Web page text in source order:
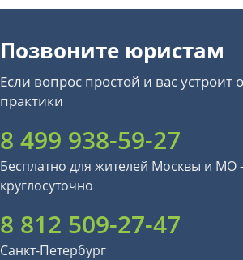
Позвоните юристам
Если вопрос простой и вас
практики
8 499 938-59-27
Бесплатно для жителей Москвы и
круглосуточно
8 812 509-27-47
Санкт-Петербург